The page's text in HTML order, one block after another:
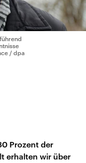
/ dpa
Prozent der
erhalten wir über